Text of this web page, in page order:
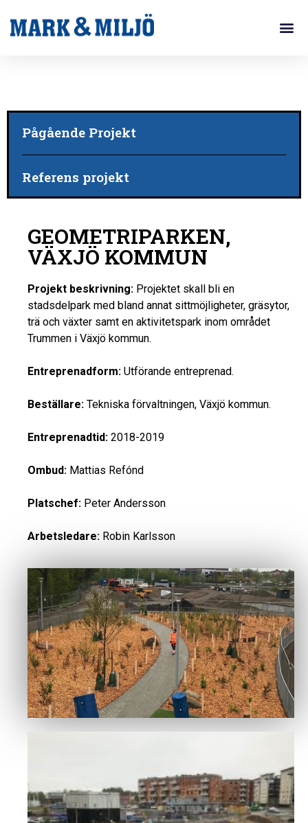
Pågående Projekt
Referens projekt
GEOMETRIPARKEN,
VÄXJÖ KOMMUN
Projekt beskrivning: Projektet skall bli en
stadsdelpark med bland annat sittmöjligheter, gräsytor,
trä och växter samt en aktivitetspark inom området
Trummen i Växjö kommun.
Entreprenadform: Utförande entreprenad.
Beställare: Tekniska förvaltningen, Växjö kommun.
Entreprenadtid: 2018-2019
Ombud: Mattias Refónd
Platschef: Peter Andersson
Arbetsledare: Robin Karlsson